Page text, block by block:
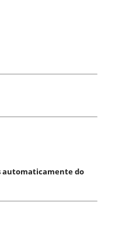
automaticamente do